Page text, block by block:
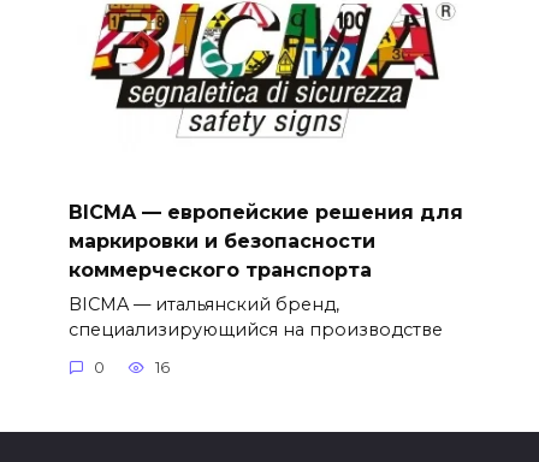
BICMA — европейские решения для
маркировки и безопасности
коммерческого транспорта
BICMA — итальянский бренд,
специализирующийся на производстве
0 16